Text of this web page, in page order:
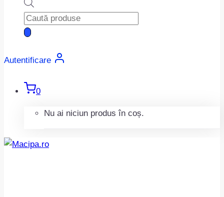
Products
search
Autentificare
0
Nu ai niciun produs în coș.